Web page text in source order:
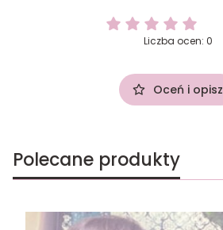
Liczba ocen: 0
Oceń i opisz
Polecane produkty